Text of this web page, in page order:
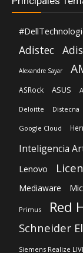
Adistec
Alexandre Sayar
ASRock ASUS
Deloitte Distecna
Google Cloud
Inteligencia
Lenovo
Mediaware
Primus Red
Schneider
Siemens Realize